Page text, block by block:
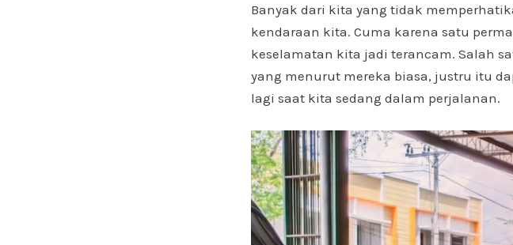
Banyak dari kita yang tidak
kendaraan kita. Cuma karena satu
keselamatan kita jadi terancam. Salah
yang menurut mereka biasa, justru itu
lagi saat kita sedang dalam perjalanan.